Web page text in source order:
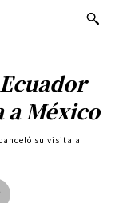
a México
su visita a